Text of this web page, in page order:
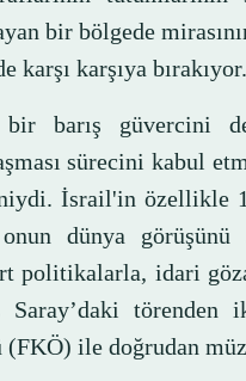
bir bölgede
karşıya bırakıyor.
barış güvercini
sürecini kabul
İsrail'in özellikle
dünya görüşünü
politikalarla, idari
Saray’daki
ile doğrudan